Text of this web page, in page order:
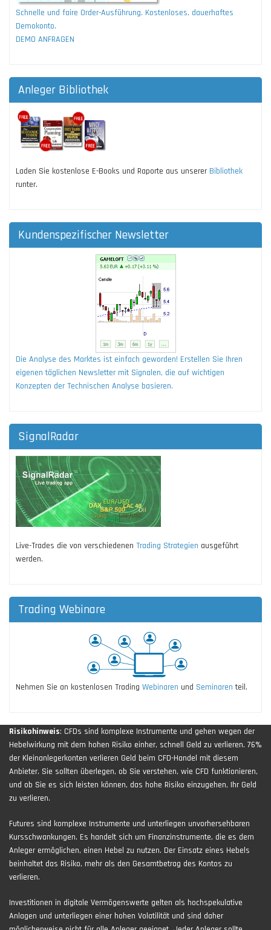
Schnelle und faire Order-Ausführung. Kostenloses, dauerhaftes
Demokonto.
DEMO ANFRAGEN
Anleger Bibliothek
Laden Sie kostenlose E-Books und Raporte aus unserer Bibliothek
runter.
Kundenspezifischer Newsletter
Die Analyse des Marktes ist einfach geworden! Erstellen Sie Ihren
eigenen täglichen Newsletter mit Signalen, die auf wichtigen
Konzepten der Technischen Analyse basieren.
SignalRadar
Live-Trades die von verschiedenen Trading Strategien ausgeführt
werden.
Trading Webinare
Nehmen Sie an kostenlosen Trading Webinaren und Seminaren teil.
Risikohinweis: CFDs sind komplexe Instrumente und gehen wegen der
Hebelwirkung mit dem hohen Risiko einher, schnell Geld zu verlieren. 76%
der Kleinanlegerkonten verlieren Geld beim CFD-Handel mit diesem
Anbieter. Sie sollten überlegen, ob Sie verstehen, wie CFD funktionieren,
und ob Sie es sich leisten können, das hohe Risiko einzugehen, Ihr Geld
zu verlieren.
Futures sind komplexe Instrumente und unterliegen unvorhersehbaren
Kursschwankungen. Es handelt sich um Finanzinstrumente, die es dem
Anleger ermöglichen, einen Hebel zu nutzen. Der Einsatz eines Hebels
beinhaltet das Risiko, mehr als den Gesamtbetrag des Kontos zu
verlieren.
Investitionen in digitale Vermögenswerte gelten als hochspekulative
Anlagen und unterliegen einer hohen Volatilität und sind daher